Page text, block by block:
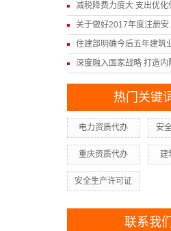
减税降费力度大 支出优化
关于做好2017年度注册安
住建部明确今后五年建筑
深度融入国家战略 打造内
热门关键
电力资质代办 安
重庆资质代办 建
安全生产许可证
联系我